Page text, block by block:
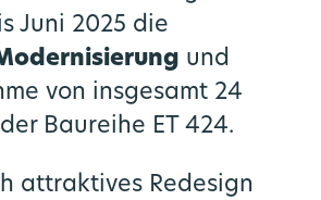
Juni 2025 die
und
von insgesamt 24
Baureihe ET 424.
attraktives Redesign